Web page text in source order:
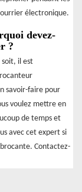
électronique.
devez-
?
soit, il est
savoir-faire pour
voulez mettre en
de temps et
avec cet expert si
Contactez-